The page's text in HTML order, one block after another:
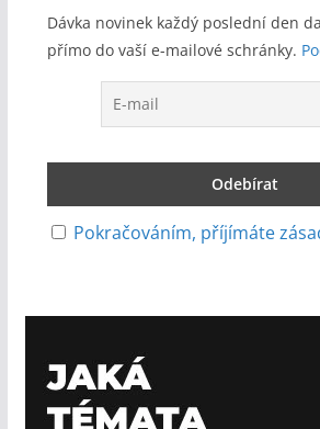
Dávka novinek každý poslední den
přímo do vaší e-mailové schránky.
Pokračováním, příjímáte